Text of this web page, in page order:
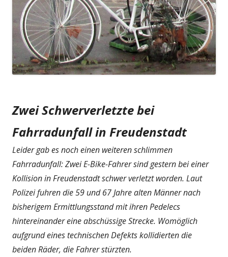
Zwei Schwerverletzte bei
Fahrradunfall in Freudenstadt
Leider gab es noch einen weiteren schlimmen
Fahrradunfall: Zwei E-Bike-Fahrer sind gestern bei einer
Kollision in Freudenstadt schwer verletzt worden. Laut
Polizei fuhren die 59 und 67 Jahre alten Männer nach
bisherigem Ermittlungsstand mit ihren Pedelecs
hintereinander eine abschüssige Strecke. Womöglich
aufgrund eines technischen Defekts kollidierten die
beiden Räder, die Fahrer stürzten.